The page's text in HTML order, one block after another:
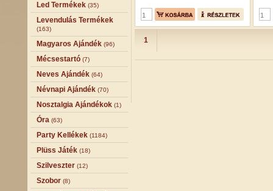
Led Termékek (35)
Levendulás Termékek
(163)
Magyaros Ajándék (96)
Mécsestartó (7)
Neves Ajándék (64)
Névnapi Ajándék (70)
Nosztalgia Ajándékok (1)
Óra (63)
Party Kellékek (1184)
Plüss Játék (18)
Szilveszter (12)
Szobor (8)
1